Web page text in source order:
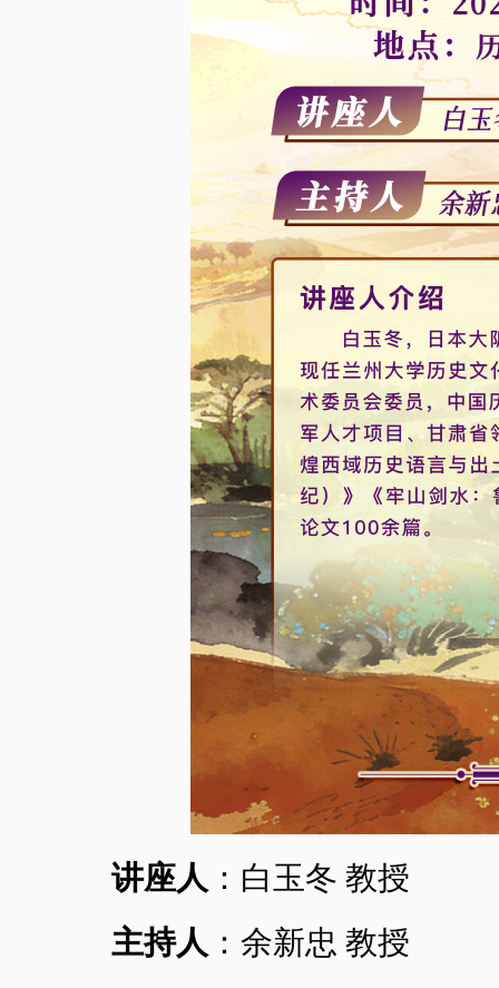
讲座人 ：白玉冬 教授
主持人 ：余新忠 教授